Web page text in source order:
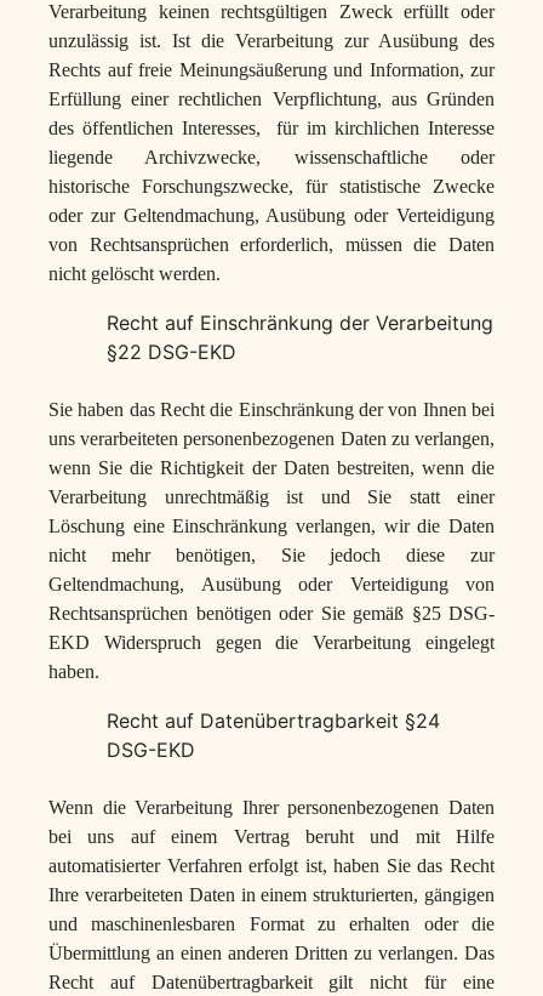
Verarbeitung keinen rechtsgültigen Zweck erfüllt oder
unzulässig ist. Ist die Verarbeitung zur Ausübung des
Rechts auf freie Meinungsäußerung und Information, zur
Erfüllung einer rechtlichen Verpflichtung, aus Gründen
des öffentlichen Interesses, für im kirchlichen Interesse
liegende Archivzwecke, wissenschaftliche oder
historische Forschungszwecke, für statistische Zwecke
oder zur Geltendmachung, Ausübung oder Verteidigung
von Rechtsansprüchen erforderlich, müssen die Daten
nicht gelöscht werden.
Recht auf Einschränkung der Verarbeitung
§22 DSG-EKD
Sie haben das Recht die Einschränkung der von Ihnen bei
uns verarbeiteten personenbezogenen Daten zu verlangen,
wenn Sie die Richtigkeit der Daten bestreiten, wenn die
Verarbeitung unrechtmäßig ist und Sie statt einer
Löschung eine Einschränkung verlangen, wir die Daten
nicht mehr benötigen, Sie jedoch diese zur
Geltendmachung, Ausübung oder Verteidigung von
Rechtsansprüchen benötigen oder Sie gemäß §25 DSG-
EKD Widerspruch gegen die Verarbeitung eingelegt
haben.
Recht auf Datenübertragbarkeit §24
DSG-EKD
Wenn die Verarbeitung Ihrer personenbezogenen Daten
bei uns auf einem Vertrag beruht und mit Hilfe
automatisierter Verfahren erfolgt ist, haben Sie das Recht
Ihre verarbeiteten Daten in einem strukturierten, gängigen
und maschinenlesbaren Format zu erhalten oder die
Übermittlung an einen anderen Dritten zu verlangen. Das
Recht auf Datenübertragbarkeit gilt nicht für eine